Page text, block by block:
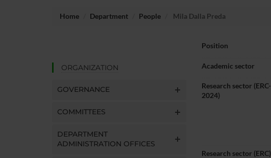
Home Department People Mila Dalla Preda
ORGANIZATION
GOVERNANCE
COMMITTEES
DEPARTMENT
ADMINISTRATION OFFICES
Position
Academic sector
Research sector (ERC-
2024)
Research sector (ERC)